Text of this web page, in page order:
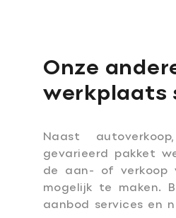
Onze
werkplaats
Naast
gevarieerd pakket
de aan- of verkoop
mogelijk te maken.
aanbod services en